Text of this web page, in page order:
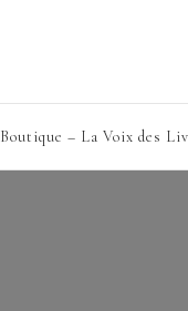
Boutique – La Voix des